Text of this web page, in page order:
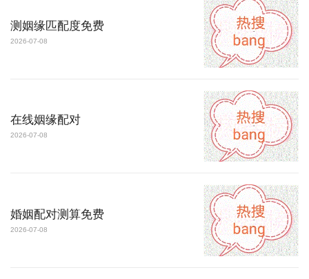
测姻缘匹配度免费
2026-07-08
在线姻缘配对
2026-07-08
婚姻配对测算免费
2026-07-08